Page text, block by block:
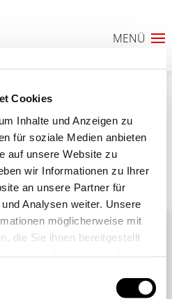
Cookies
Inhalte und Anzeigen zu
für soziale Medien anbieten
auf unsere Website zu
wir Informationen zu Ihrer
an unsere Partner für
Analysen weiter. Unsere
möglicherweise mit
die Sie ihnen bereitgestellt
weiterhin nutzen.
Beiträge
ANFRAGELISTE